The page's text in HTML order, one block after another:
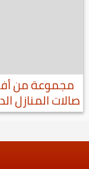
مجموعة من
صالات المنازل